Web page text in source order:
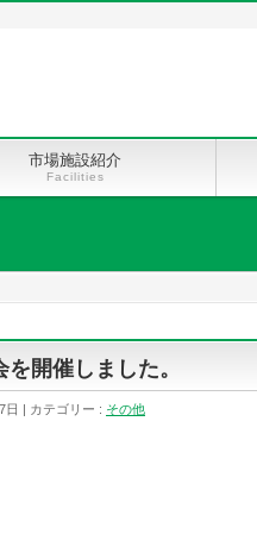
市場施設紹介
Facilities
開催しました。
日 カテゴリー : その他